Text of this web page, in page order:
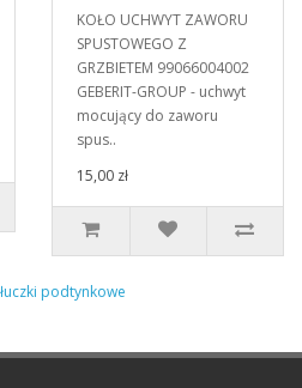
KOŁO UCHWYT ZAWORU
SPUSTOWEGO Z
GRZBIETEM 99066004002
GEBERIT-GROUP - uchwyt
mocujący do zaworu
spus..
15,00 zł
podtynkowe